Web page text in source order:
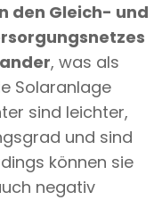
den Gleich- und
, was als
Solaranlage
sind leichter,
und sind
können sie
negativ